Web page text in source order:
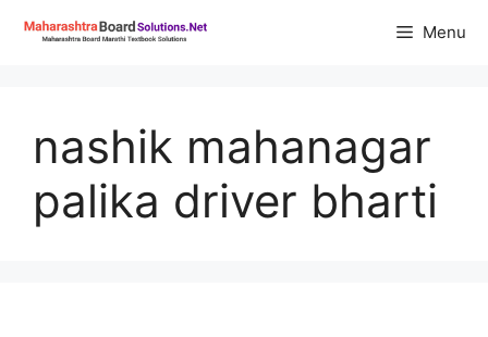
Menu
nashik mahanagar
palika driver bharti